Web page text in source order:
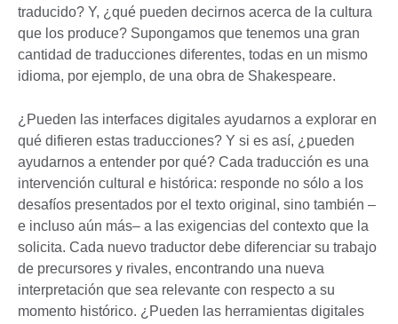
traducido? Y, ¿qué pueden decirnos acerca de la cultura
que los produce? Supongamos que tenemos una gran
cantidad de traducciones diferentes, todas en un mismo
idioma, por ejemplo, de una obra de Shakespeare.
¿Pueden las interfaces digitales ayudarnos a explorar en
qué difieren estas traducciones? Y si es así, ¿pueden
ayudarnos a entender por qué? Cada traducción es una
intervención cultural e histórica: responde no sólo a los
desafíos presentados por el texto original, sino también –
e incluso aún más– a las exigencias del contexto que la
solicita. Cada nuevo traductor debe diferenciar su trabajo
de precursores y rivales, encontrando una nueva
interpretación que sea relevante con respecto a su
momento histórico. ¿Pueden las herramientas digitales